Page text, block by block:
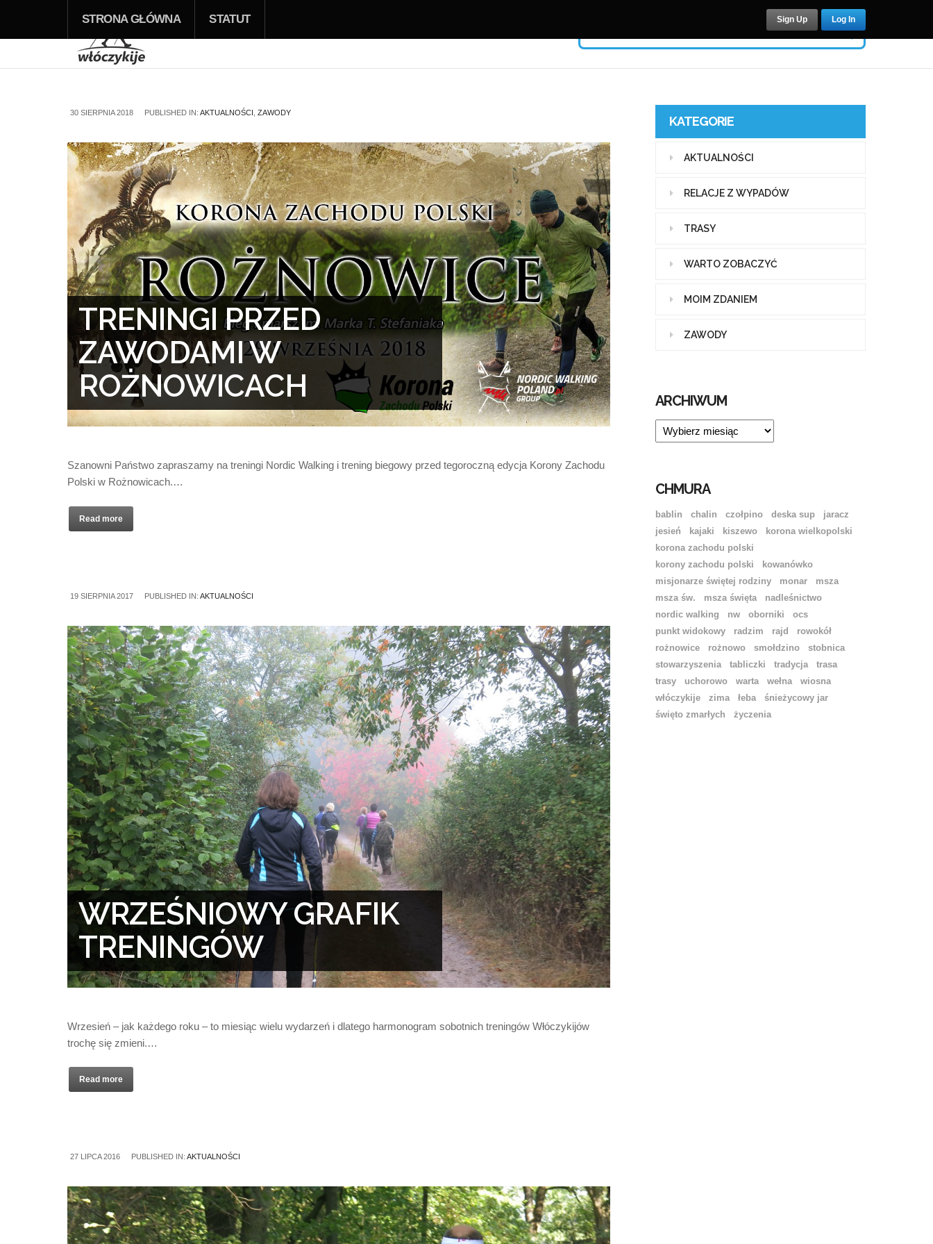
STRONA GŁÓWNA STATUT Log In
Sign Up
30 SIERPNIA 2018 PUBLISHED IN: AKTUALNOŚCI ZAWODY
TRENINGI PRZED
ZAWODAMI W
ROŻNOWICACH
Szanowni Państwo zapraszamy na treningi Nordic Walking i trening biegowy przed tegoroczną edycja Korony Zachodu
Polski w Rożnowicach.…
Read more
19 SIERPNIA 2017 PUBLISHED IN: AKTUALNOŚCI
WRZEŚNIOWY GRAFIK
TRENINGÓW
Wrzesień – jak każdego roku – to miesiąc wielu wydarzeń i dlatego harmonogram sobotnich treningów Włóczykijów
trochę się zmieni.…
Read more
27 LIPCA 2016 PUBLISHED IN: AKTUALNOŚCI
KATEGORIE
AKTUALNOŚCI
RELACJE Z WYPADÓW
TRASY
WARTO ZOBACZYĆ
MOIM ZDANIEM
ZAWODY
ARCHIWUM
ARCHIWUM
CHMURA
bablin chalin czołpino deska sup
jaracz
jesień
kajaki kiszewo
korona wielkopolski
korona zachodu polski
korony zachodu polski
kowanówko
misjonarze świętej rodziny
monar
msza
msza św.
msza święta
nadleśnictwo
nordic walking
nw oborniki
ocs
punkt widokowy
radzim rajd
rowokół
rożnowice
rożnowo smołdzino
stobnica
stowarzyszenia
tabliczki tradycja
trasa
trasy
uchorowo warta wełna
wiosna
włóczykije
zima łeba
śnieżycowy jar
święto zmarłych
życzenia
USERNAME
PASSWORD
Remember Me
Lost your password? Register